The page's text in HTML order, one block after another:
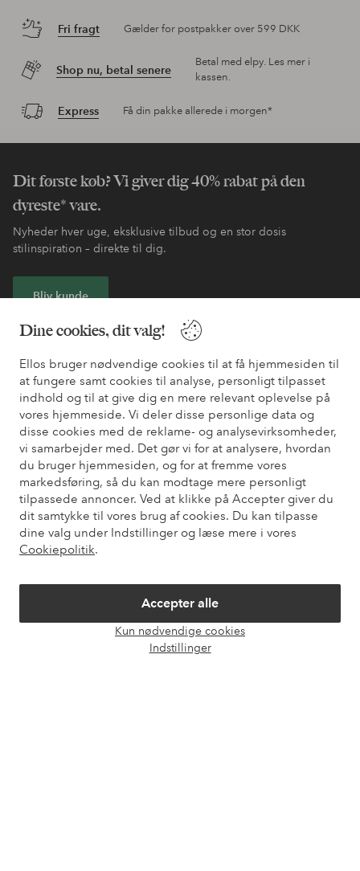
Dine cookies, dit valg!
Ellos bruger nødvendige cookies til at få hjemmesiden til
at fungere samt cookies til analyse, personligt tilpasset
indhold og til at give dig en mere relevant oplevelse på
vores hjemmeside. Vi deler disse personlige data og
disse cookies med de reklame- og analysevirksomheder,
vi samarbejder med. Det gør vi for at analysere, hvordan
du bruger hjemmesiden, og for at fremme vores
markedsføring, så du kan modtage mere personligt
tilpassede annoncer. Ved at klikke på Accepter giver du
dit samtykke til vores brug af cookies. Du kan tilpasse
dine valg under Indstillinger og læse mere i vores
Cookiepolitik.
Accepter alle
Kun nødvendige cookies
Indstillinger
Fri fragt Gælder for postpakker over 599 DKK
Shop nu, betal senere
Betal med elpy. Les mer i
kassen.
Express Få din pakke allerede i morgen*
Dit første køb? Vi giver dig 40% rabat på den
dyreste* vare.
Nyheder hver uge, eksklusive tilbud og en stor dosis
stilinspiration – direkte til dig.
Bliv kunde
* Se tilbudsbetingelser ved registrering
Har du brug for hjælp?
Du kan finde svar på de oftest stillede spørgsmål i vores FAQ.
Du kan også finde oplysninger om, hvordan du kontakter os.
Kundeservice Bestilling Betalingsmåde
Mine sider
Om Ellos